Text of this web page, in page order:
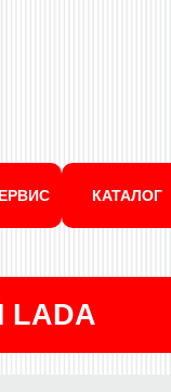
КАТАЛОГ